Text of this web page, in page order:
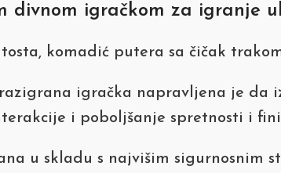
divnom igračkom za igranje
komadić putera sa čičak
igračka napravljena je da
i poboljšanje spretnosti i
u skladu s najvišim sigurnosnim